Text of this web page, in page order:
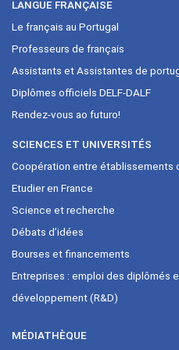
LANGUE FRANÇAISE
Le français au Portugal
Professeurs de français
Assistants et Assistantes de
Diplômes officiels DELF-DALF
Rendez-vous ao futuro!
SCIENCES ET UNIVERSITÉS
Coopération entre établissements
Etudier en France
Science et recherche
Débats d’idées
Bourses et financements
Entreprises : emploi des diplômés
développement (R&D)
MÉDIATHÈQUE